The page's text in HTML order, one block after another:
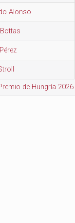
Alonso
de Hungría 2026